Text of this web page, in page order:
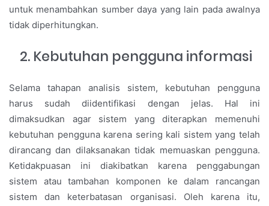
untuk menambahkan sumber daya yang lain pada awalnya
tidak diperhitungkan.
Kebutuhan pengguna informasi
Selama tahapan analisis sistem, kebutuhan pengguna
harus sudah diidentifikasi dengan jelas. Hal ini
dimaksudkan agar sistem yang diterapkan memenuhi
kebutuhan pengguna karena sering kali sistem yang telah
dirancang dan dilaksanakan tidak memuaskan pengguna.
Ketidakpuasan ini diakibatkan karena penggabungan
sistem atau tambahan komponen ke dalam rancangan
sistem dan keterbatasan organisasi. Oleh karena itu,